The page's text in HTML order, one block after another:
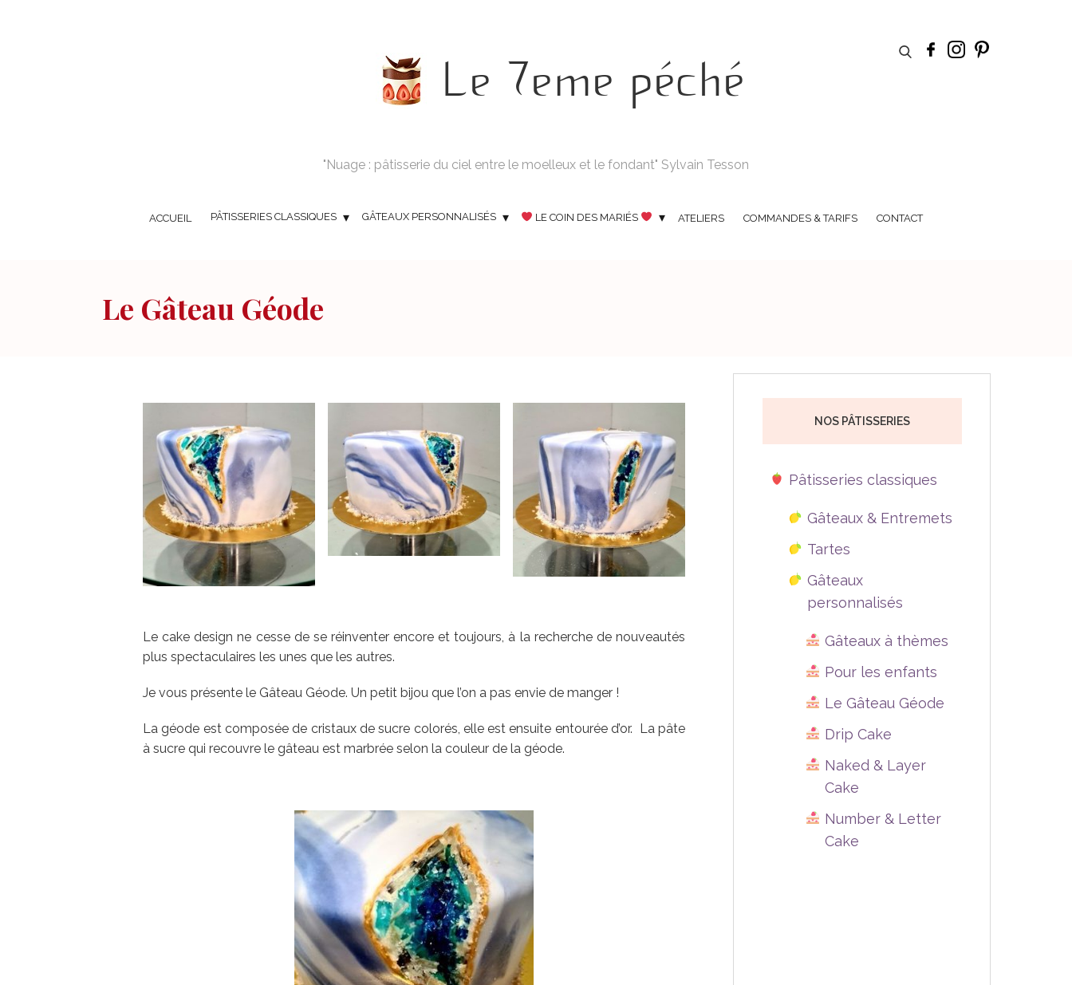
Le 7eme péché
"Nuage : pâtisserie du ciel entre le moelleux et le fondant" Sylvain Tesson
ACCUEIL PÂTISSERIES CLASSIQUES GÂTEAUX PERSONNALISÉS LE COIN DES MARIÉS ATELIERS COMMANDES & TARIFS CONTACT
Le Gâteau Géode
Le cake design ne cesse de se réinventer encore et toujours, à la recherche de nouveautés
plus spectaculaires les unes que les autres.
Je vous présente le Gâteau Géode. Un petit bijou que l’on a pas envie de manger !
La géode est composée de cristaux de sucre colorés, elle est ensuite entourée d’or. La pâte
à sucre qui recouvre le gâteau est marbrée selon la couleur de la géode.
NOS PÂTISSERIES
Pâtisseries classiques
Gâteaux & Entremets
Tartes
Gâteaux
personnalisés
Gâteaux à thèmes
Pour les enfants
Le Gâteau Géode
Drip Cake
Naked & Layer
Cake
Number & Letter
Cake